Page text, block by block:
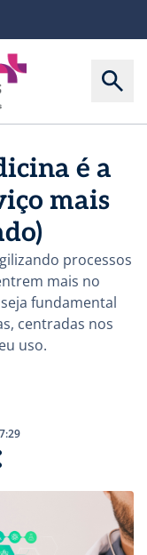
é a
mais
processos
mais no
fundamental
centradas nos
uso.